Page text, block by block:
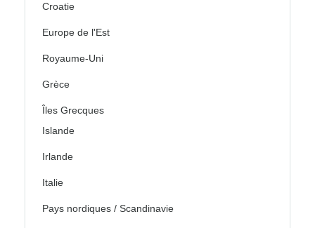
Croatie
Europe de l'Est
Royaume-Uni
Grèce
Îles Grecques
Islande
Irlande
Italie
Pays nordiques / Scandinavie